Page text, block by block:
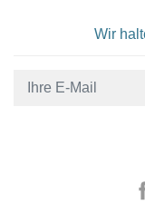
Wir